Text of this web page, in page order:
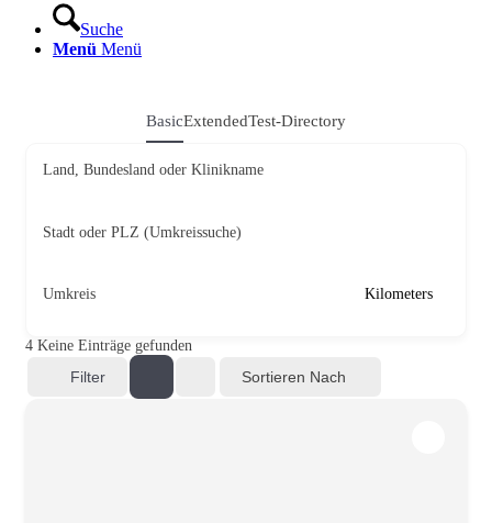
Suche
Menü Menü
BasicExten­dedTest-Direc­to­ry
Land, Bun­des­land oder Kli­nik­na­me
Stadt oder PLZ (Umkreis­su­che)
Umkreis Kilo­me­ters
4 Kei­ne Ein­trä­ge gefun­den
Filter Sortieren Nach